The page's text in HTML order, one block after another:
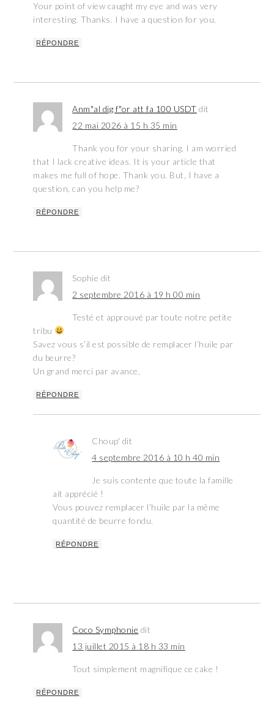
Your point of view caught my eye and was very
interesting. Thanks. I have a question for you.
RÉPONDRE
Anm"al dig f"or att fa 100 USDT dit
22 mai 2026 à 15 h 35 min
Thank you for your sharing. I am worried
that I lack creative ideas. It is your article that
makes me full of hope. Thank you. But, I have a
question, can you help me?
RÉPONDRE
Sophie dit
2 septembre 2016 à 19 h 00 min
Testé et approuvé par toute notre petite
tribu
Savez vous s’il est possible de remplacer l’huile par
du beurre?
Un grand merci par avance,
RÉPONDRE
Choup' dit
4 septembre 2016 à 10 h 40 min
Je suis contente que toute la famille
ait apprécié !
Vous pouvez remplacer l’huile par la même
quantité de beurre fondu.
RÉPONDRE
Coco Symphonie dit
13 juillet 2015 à 18 h 33 min
Tout simplement magnifique ce cake !
RÉPONDRE